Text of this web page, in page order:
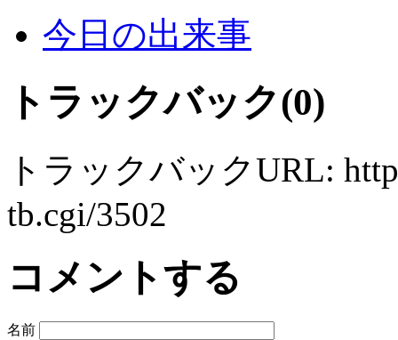
今日の出来事
トラックバック(0)
トラックバックURL:
tb.cgi/3502
コメントする
名前